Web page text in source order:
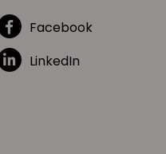
Facebook
LinkedIn